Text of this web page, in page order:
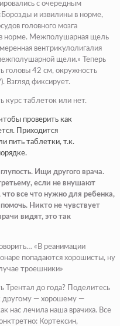
с очередным
и извилины в норме,
головного мозга
норме. Межполушарная щель
вентрикулолигалия
щели.» Теперь
головы 42 см, окружность
Взгляд фиксирует.
курс таблеток или нет.
проверить как
Приходится
пить таблетки, т.к.
Ищи другого врача.
если не внушают
все что нужно для ребенка,
Никто не чувствует
видят, это так
«В реанимации
попадаются хорошисты, ну
троешники»
Трентал до года? Поделитесь
другому — хорошему —
нас лечила наша врачиха. Все
Кортексин,